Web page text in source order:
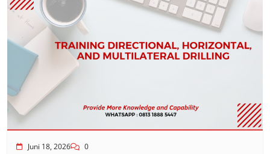
Juni 18, 2026 0